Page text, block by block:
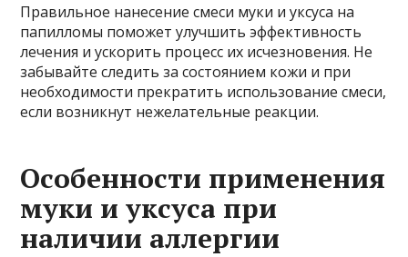
Правильное нанесение смеси муки и уксуса на
папилломы поможет улучшить эффективность
лечения и ускорить процесс их исчезновения. Не
забывайте следить за состоянием кожи и при
необходимости прекратить использование смеси,
если возникнут нежелательные реакции.
Особенности применения
муки и уксуса при
наличии аллергии